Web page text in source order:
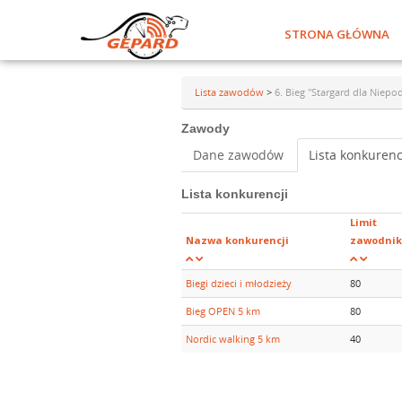
STRONA GŁÓWNA
Lista zawodów > 6. Bieg "Stargard dla
Zawody
Dane zawodów Lista
Lista konkurencji
Nazwa konkurencji
Limit
Biegi dzieci i młodzieży 80
Bieg OPEN 5 km 80
Nordic walking 5 km 40